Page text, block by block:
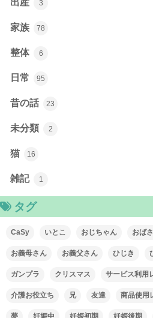
3
家族 78
整体 6
日常 95
昔の話 23
未分類 2
猫 16
雑記 1
タグ
CaSy いとこ おじちゃん おば
お義母さん お義父さん ひじき
ガンプラ クリスマス サービス利用
介護お役立ち 兄 友達 商品使用
夢 妊娠中 妊娠初期 妊娠後期